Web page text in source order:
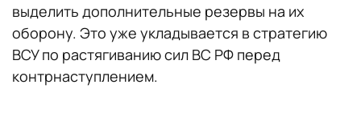
выделить дополнительные резервы на их
оборону. Это уже укладывается в стратегию
ВСУ по растягиванию сил ВС РФ перед
контрнаступлением.